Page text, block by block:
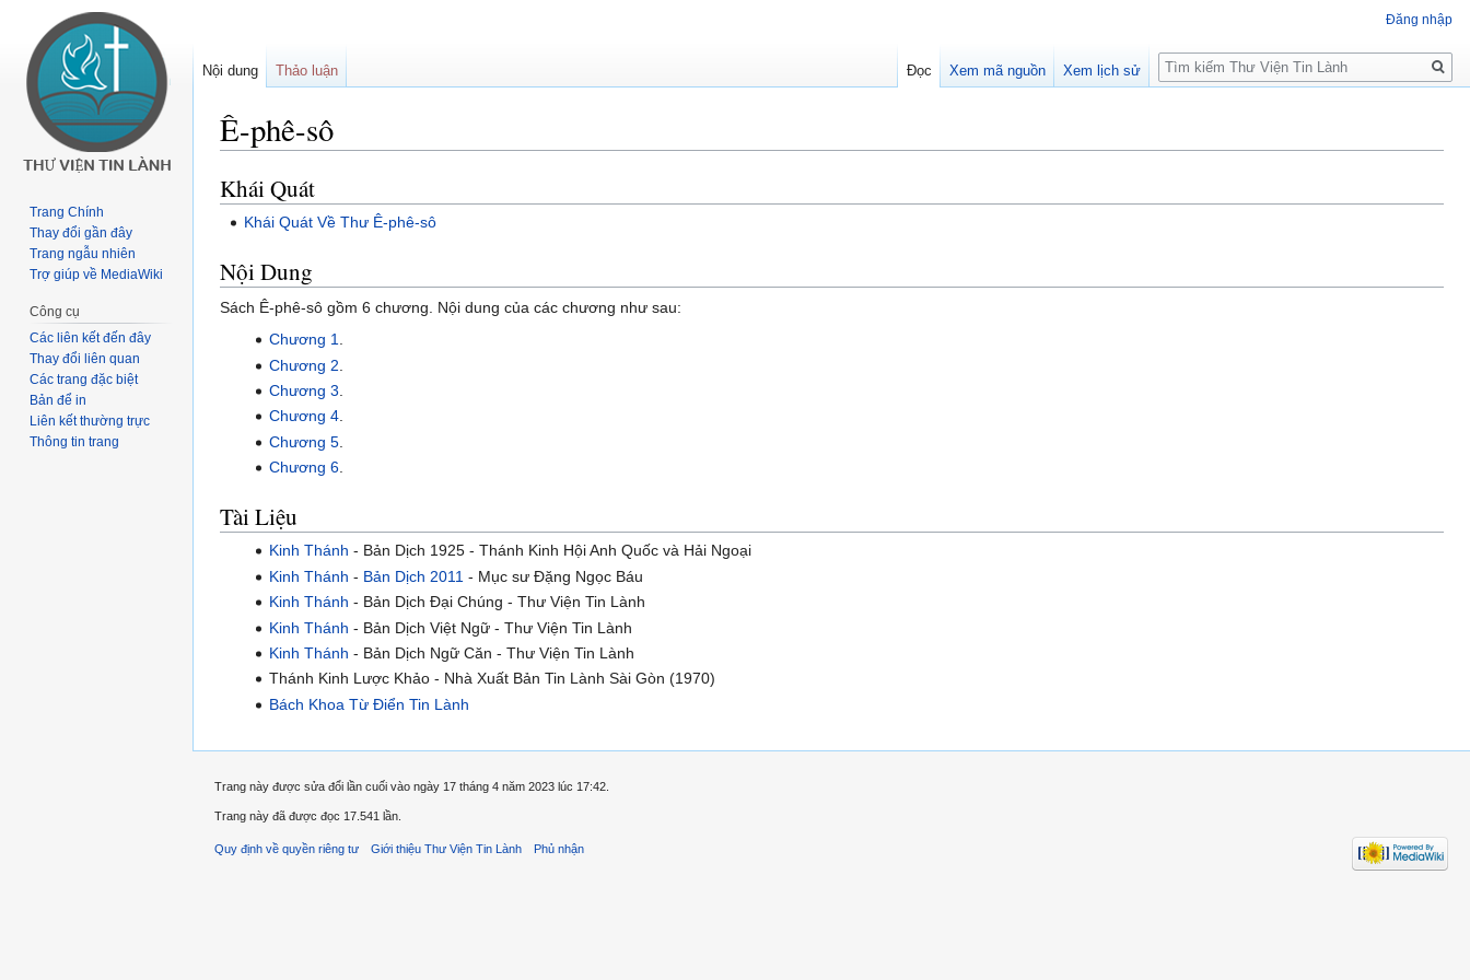
Ê-phê-sô
Buớc
tưới
chuyển
Bước
tới
Khái Quát
Khái Quát Về Thư Ê-phê-sô
Nội Dung
Sách Ê-phê-sô gồm 6 chương. Nội dung của các chương như sau:
Chương 1.
Chương 2
Chương 3
Chương 4.
Chương 5.
Chương 6.
Tài Liệu
Kinh Thánh - Bản Dịch 1925 - Thánh Kinh Hội Anh Quốc và Hải Ngoại
Kinh Thánh - Bản Dịch 2011 - Mục sư Đặng Ngọc Báu
Kinh Thánh - Bản Dịch Đại Chúng - Thư Viện Tin Lành
Kinh Thánh - Bản Dịch Việt Ngữ - Thư Viện Tin Lành
Kinh Thánh - Bản Dịch Ngữ Căn - Thư Viện Tin Lành
Thánh Kinh Lược Khảo - Nhà Xuất Bản Tin Lành Sài Gòn (1970)
Bách Khoa Từ Điển Tin Lành
Đăng nhập
Nội dung Thảo luận Đọc Xem mã nguồn Xem lịch sử
Tìm
kiếm
Trang Chính
Thay đổi gần đây
Trang ngẫu nhiên
Trợ giúp về MediaWiki
Công cụ
Các liên kết đến đây
Thay đổi liên quan
Các trang đặc biệt
Bản để in
Liên kết thường trực
Thông tin trang
Trang này được sửa đổi lần cuối vào ngày 17 tháng 4 năm 2023 lúc 17:42.
Trang này đã được đọc 17.541 lần.
Quy định về quyền riêng tư Giới thiệu Thư Viện Tin Lành Phủ nhận